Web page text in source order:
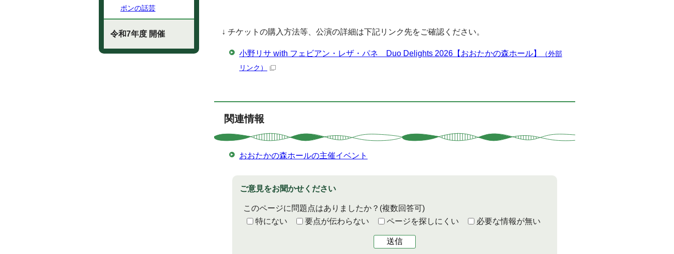
↓ チケットの購入方法等、公演の詳細は下記リンク先をご確認ください。
小野リサ with フェビアン・レザ・パネ Duo Delights 2026【おおたかの森ホール】
（外部
リンク）
関連情報
おおたかの森ホールの主催イベント
ご意見をお聞かせください
このページに問題点はありましたか？ (複数回答可)
特にない
要点が伝わらない ページを探しにくい 必要な情報が無い
送信
ポンの話芸
令和7年度 開催